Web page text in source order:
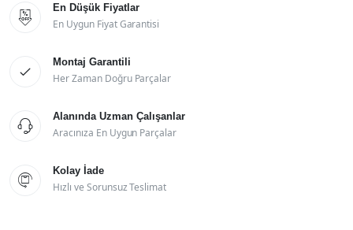

En Düşük Fiyatlar
En Uygun Fiyat Garantisi

Montaj Garantili
Her Zaman Doğru Parçalar

Alanında Uzman Çalışanlar
Aracınıza En Uygun Parçalar

Kolay İade
Hızlı ve Sorunsuz Teslimat